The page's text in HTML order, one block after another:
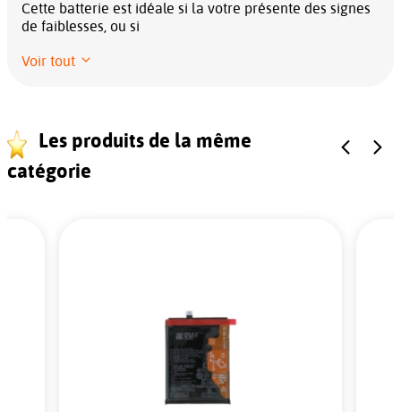
Cette batterie est idéale si la votre présente des signes
de faiblesses, ou si
Voir tout
Les produits de la même
catégorie